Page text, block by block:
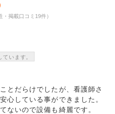
掲載口コミ19件）
います。
とだらけでしたが、看護師さ
心している事ができました。
ないので設備も綺麗です。